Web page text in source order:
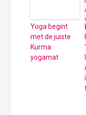
Yoga begint
met de juiste
Kurma
yogamat